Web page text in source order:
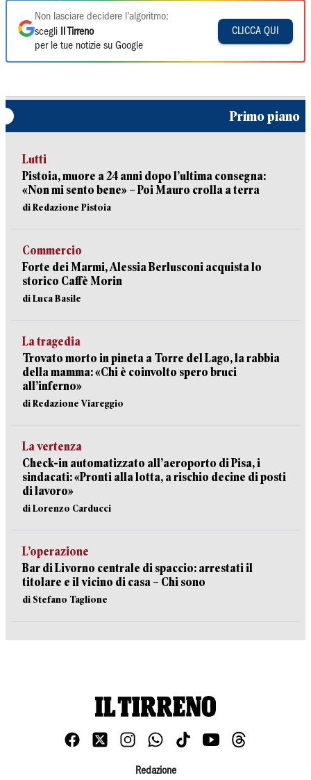
Non lasciare decidere l'algoritmo:
scegli
Il Tirreno
per le tue notizie su Google
CLICCA QUI
Primo piano
Lutti
Pistoia, muore a 24 anni dopo l’ultima consegna:
«Non mi sento bene» – Poi Mauro crolla a terra
di Redazione Pistoia
Commercio
Forte dei Marmi, Alessia Berlusconi acquista lo
storico Caffè Morin
di Luca Basile
La tragedia
Trovato morto in pineta a Torre del Lago, la rabbia
della mamma: «Chi è coinvolto spero bruci
all’inferno»
di Redazione Viareggio
La vertenza
Check-in automatizzato all’aeroporto di Pisa, i
sindacati: «Pronti alla lotta, a rischio decine di posti
di lavoro»
di Lorenzo Carducci
L’operazione
Bar di Livorno centrale di spaccio: arrestati il
titolare e il vicino di casa – Chi sono
di Stefano Taglione
Redazione